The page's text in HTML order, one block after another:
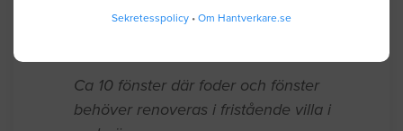
Sekretesspolicy • Om Hantverkare.se
Fönster / Fönsterrenovering